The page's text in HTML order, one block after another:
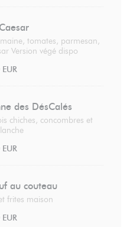
tomates, parmesan,
Version végé dispo
des DésCalés
chiches, concombres et
au couteau
frites maison